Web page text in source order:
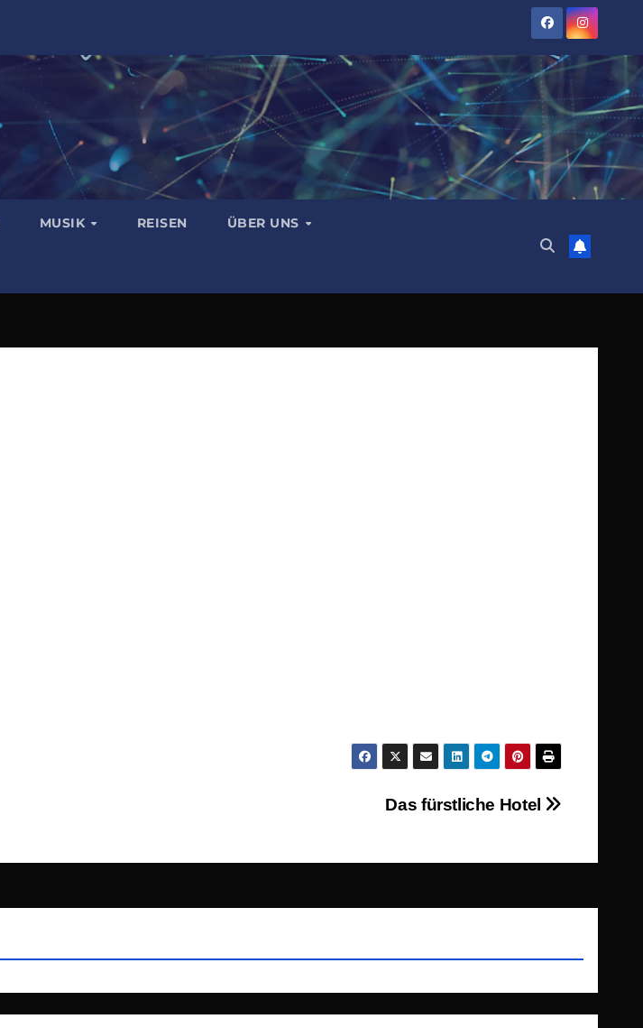
MUSIK REISEN ÜBER UNS
Das fürstliche Hotel